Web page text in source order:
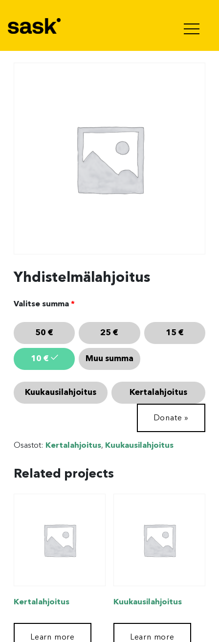
Yhdistelmälahjoitus
Valitse summa *
10 €
15 €
25€
50€
Muu summa
Kuukausilahjoitus Kertalahjoitus
Donate »
Osastot: Kertalahjoitus, Kuukausilahjoitus
Related projects
Kertalahjoitus
Learn more
Kuukausilahjoitus
Learn more